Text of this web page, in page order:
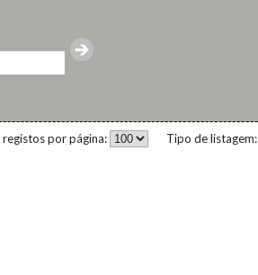
Tipo de listagem:
registos por página: